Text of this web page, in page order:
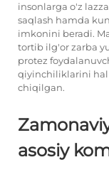
insonlarga o'z
saqlash hamda
imkonini beradi.
tortib ilg'or zarba
protez
qiyinchiliklarini
chiqilgan.
asosiy